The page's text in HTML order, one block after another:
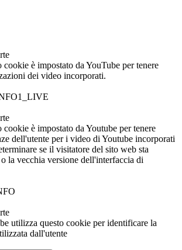
cookie è impostato da YouTube per tenere
dei video incorporati.
cookie è impostato da Youtube per tenere
dell'utente per i video di Youtube incorporati
se il visitatore del sito web sta
la vecchia versione dell'interfaccia di
utilizza questo cookie per identificare la
dall'utente